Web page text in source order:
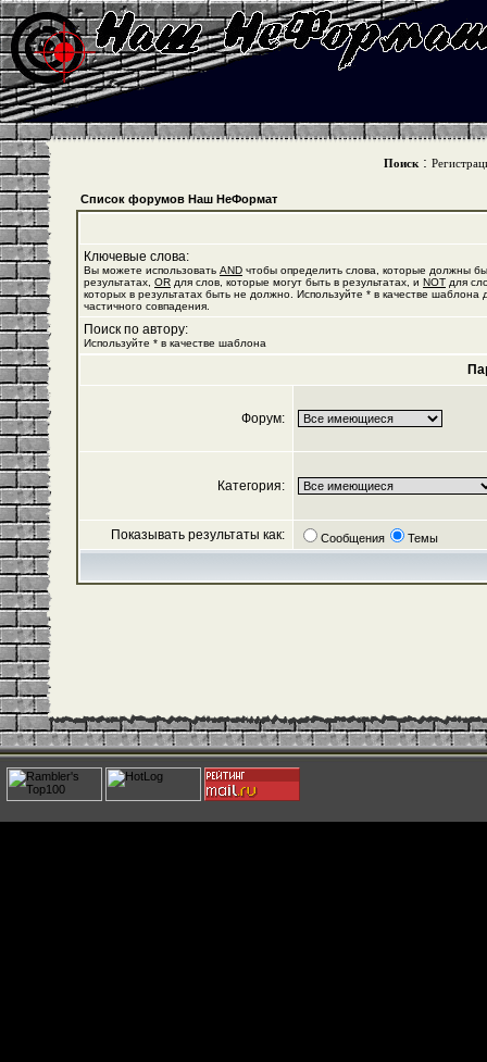
Поиск :
Список форумов Наш НеФормат
Ключевые слова:
Вы можете использовать AND чтобы определить слова, которые должны
результатах, OR для слов, которые могут быть в результатах, и NOT для
которых в результатах быть не должно. Используйте * в качестве шаблона
частичного совпадения.
Поиск по автору:
Используйте * в качестве шаблона
Форум:
Категория:
Показывать результаты как: Сообщения Темы